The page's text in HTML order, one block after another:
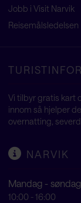
Jobb i Visit Narvik
Reisemålsledelsen
Vi tilbyr gratis kart
innom så hjelper
overnatting,
NARVIK
Mandag - søndag
10:00 - 16:00